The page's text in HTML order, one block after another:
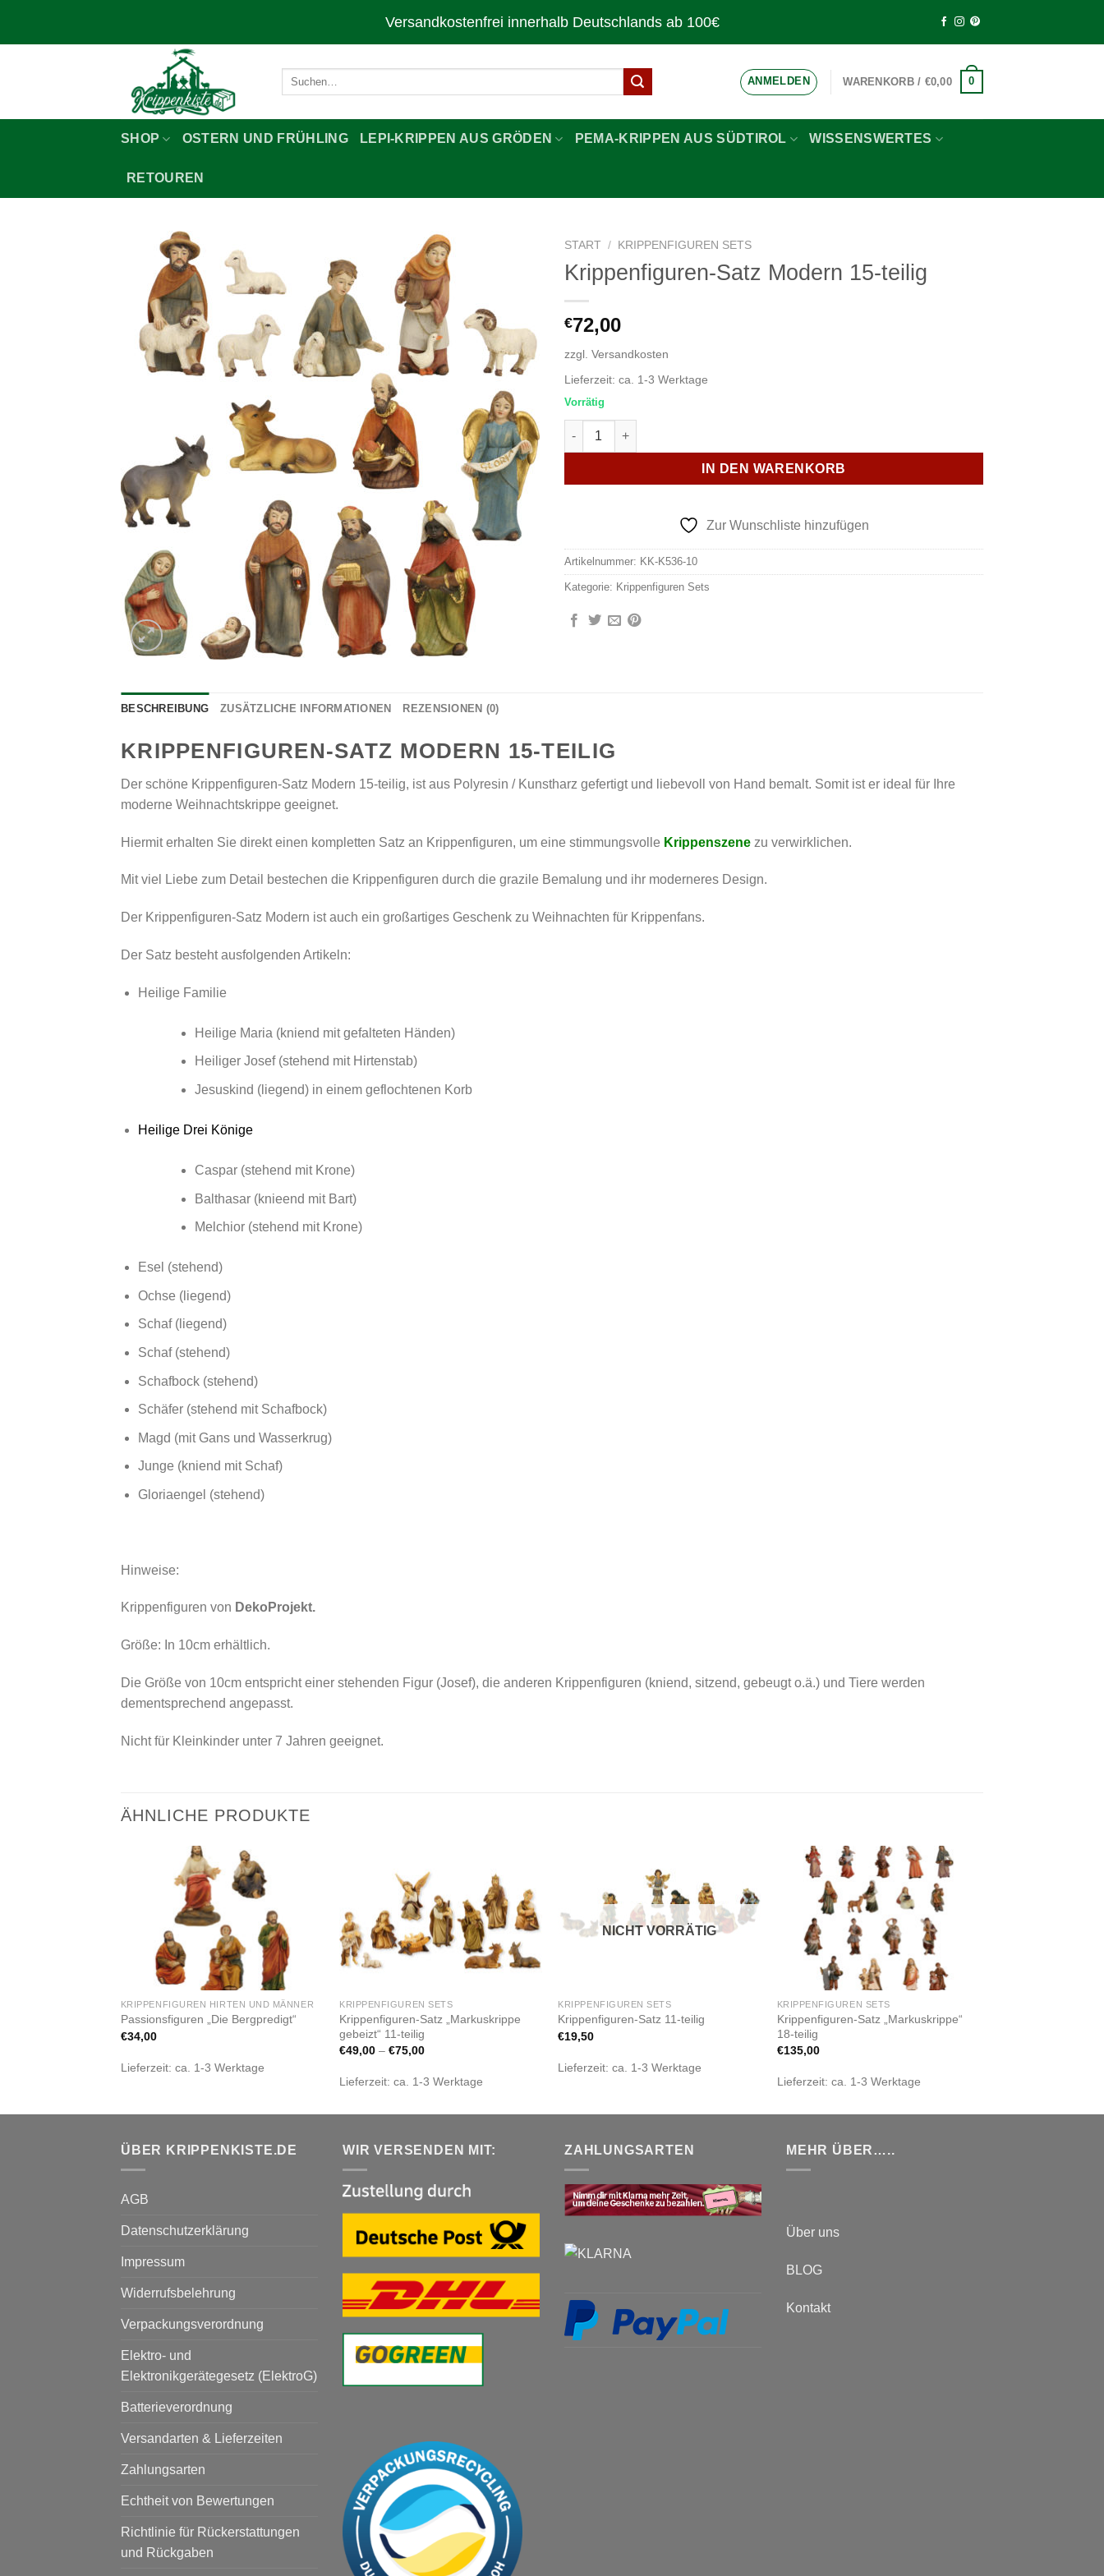
Versandkostenfrei innerhalb Deutschlands ab 100€
Suchen
ANMELDEN WARENKORB / €0,00 0
SHOP OSTERN UND FRÜHLING LEPI-KRIPPEN AUS GRÖDEN PEMA-KRIPPEN AUS SÜDTIROL WISSENSWERTES
RETOUREN
hinzufügen
START / KRIPPENFIGUREN SETS
Krippenfiguren-Satz Modern 15-teilig
€72,00
zzgl. Versandkosten
Lieferzeit: ca. 1-3 Werktage
Vorrätig
Krippenfiguren-Satz Modern 15-teilig Menge
IN DEN WARENKORB
Zur Wunschliste hinzufügen
Artikelnummer: KK-K536-10
Kategorie: Krippenfiguren Sets
BESCHREIBUNG ZUSÄTZLICHE INFORMATIONEN REZENSIONEN (0)
KRIPPENFIGUREN-SATZ MODERN 15-TEILIG
Der schöne Krippenfiguren-Satz Modern 15-teilig, ist aus Polyresin / Kunstharz gefertigt und liebevoll von Hand bemalt. Somit ist er ideal für Ihre
moderne Weihnachtskrippe geeignet.
Hiermit erhalten Sie direkt einen kompletten Satz an Krippenfiguren, um eine stimmungsvolle Krippenszene zu verwirklichen.
Mit viel Liebe zum Detail bestechen die Krippenfiguren durch die grazile Bemalung und ihr moderneres Design.
Der Krippenfiguren-Satz Modern ist auch ein großartiges Geschenk zu Weihnachten für Krippenfans.
Der Satz besteht ausfolgenden Artikeln:
Heilige Familie
Heilige Maria (kniend mit gefalteten Händen)
Heiliger Josef (stehend mit Hirtenstab)
Jesuskind (liegend) in einem geflochtenen Korb
Heilige Drei Könige
Caspar (stehend mit Krone)
Balthasar (knieend mit Bart)
Melchior (stehend mit Krone)
Esel (stehend)
Ochse (liegend)
Schaf (liegend)
Schaf (stehend)
Schafbock (stehend)
Schäfer (stehend mit Schafbock)
Magd (mit Gans und Wasserkrug)
Junge (kniend mit Schaf)
Gloriaengel (stehend)
Hinweise:
Krippenfiguren von DekoProjekt.
Größe: In 10cm erhältlich.
Die Größe von 10cm entspricht einer stehenden Figur (Josef), die anderen Krippenfiguren (kniend, sitzend, gebeugt o.ä.) und Tiere werden
dementsprechend angepasst.
Nicht für Kleinkinder unter 7 Jahren geeignet.
ÄHNLICHE PRODUKTE
hinzufügen
KRIPPENFIGUREN HIRTEN UND MÄNNER
Passionsfiguren „Die Bergpredigt“
€34,00
Lieferzeit: ca. 1-3 Werktage
Zur
Wunschliste
hinzufügen
KRIPPENFIGUREN SETS
Krippenfiguren-Satz „Markuskrippe
gebeizt“ 11-teilig
€49,00 –€75,00
Lieferzeit:ca. 1-3 Werktage
Wunschliste
hinzufügen
NICHT VORRÄTIG
KRIPPENFIGUREN SETS
Krippenfiguren-Satz 11-teilig
€19,50
Lieferzeit:ca. 1-3 Werktage
Zur
Wunschliste
hinzufügen
KRIPPENFIGUREN SETS
Krippenfiguren-Satz „Markuskrippe“
18-teilig
€135,00
Lieferzeit: ca. 1-3 Werktage
ÜBER KRIPPENKISTE.DE
AGB
Datenschutzerklärung
Impressum
Widerrufsbelehrung
Verpackungsverordnung
Elektro- und
Elektronikgerätegesetz (ElektroG)
Batterieverordnung
Versandarten & Lieferzeiten
Zahlungsarten
Echtheit von Bewertungen
Richtlinie für Rückerstattungen
und Rückgaben
WIR VERSENDEN MIT: ZAHLUNGSARTEN MEHR ÜBER…..
Über uns
BLOG
Kontakt